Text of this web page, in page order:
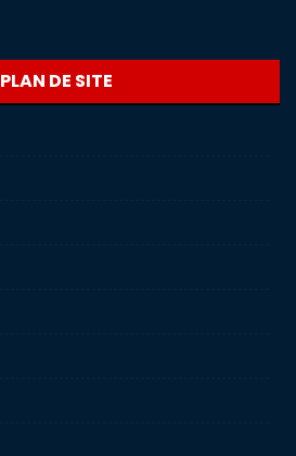
PLAN DE SITE